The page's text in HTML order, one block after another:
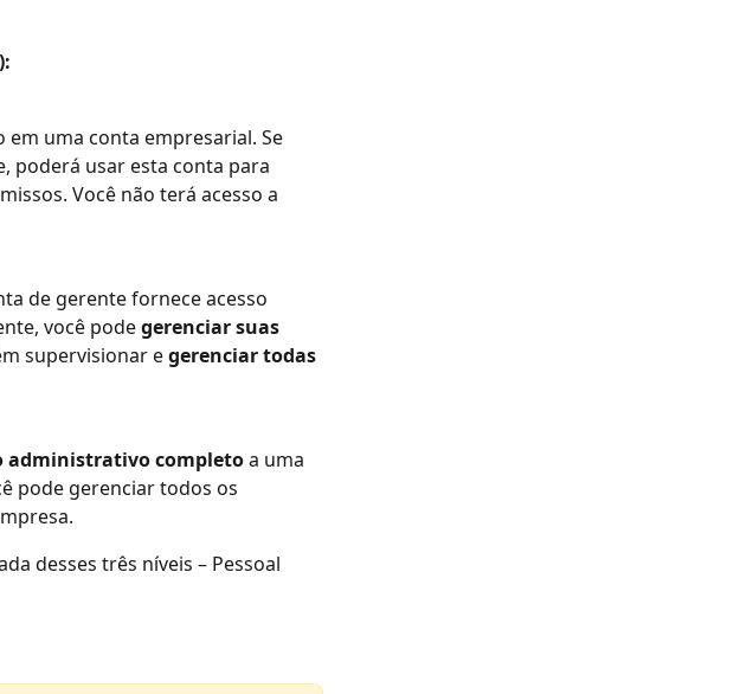
uma conta empresarial. Se
poderá usar esta conta para
Você não terá acesso a
de gerente fornece acesso
você pode gerenciar suas
supervisionar e gerenciar todas
administrativo completo a uma
pode gerenciar todos os
desses três níveis – Pessoal